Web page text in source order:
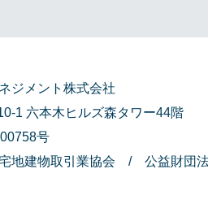
ジメント株式会社
1 六本木ヒルズ森タワー44階
号
地建物取引業協会 / 公益財団